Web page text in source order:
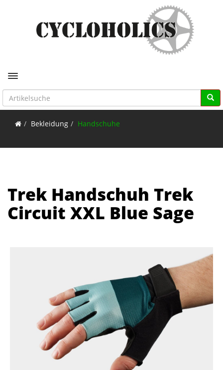
Toggle navigation
Bekleidung Handschuhe
Trek Handschuh Trek
Circuit XXL Blue Sage